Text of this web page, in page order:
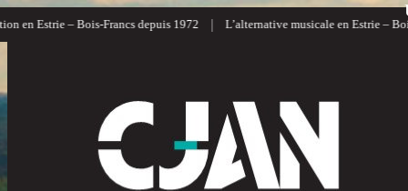
en Estrie – Bois-Francs depuis 1972 | L’alternative musicale en Estrie – Bois-